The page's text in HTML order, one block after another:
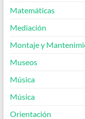
Matemáticas
Mediación
Montaje y
Museos
Música
Música
Orientación